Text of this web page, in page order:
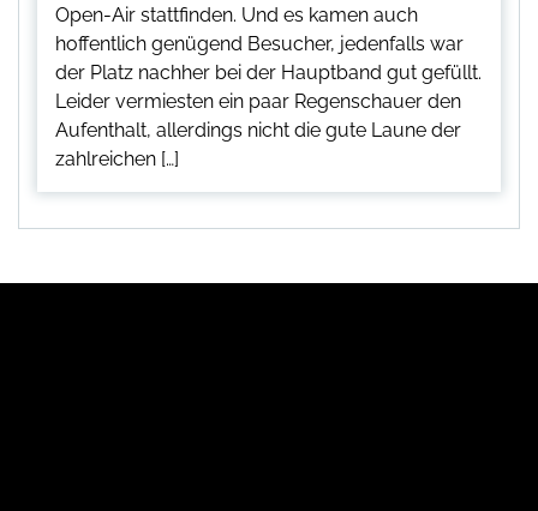
Open-Air stattfinden. Und es kamen auch
hoffentlich genügend Besucher, jedenfalls war
der Platz nachher bei der Hauptband gut gefüllt.
Leider vermiesten ein paar Regenschauer den
Aufenthalt, allerdings nicht die gute Laune der
zahlreichen […]